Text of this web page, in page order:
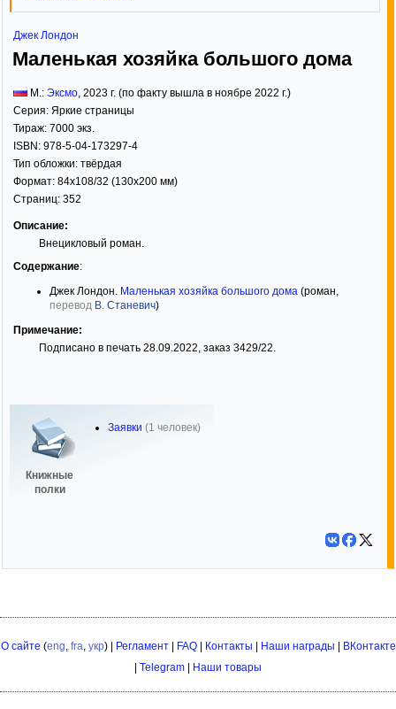
Джек Лондон
Маленькая хозяйка большого дома
М.: Эксмо, 2023 г. (по факту вышла в ноябре 2022 г.)
Серия: Яркие страницы
Тираж: 7000 экз.
ISBN: 978-5-04-173297-4
Тип обложки: твёрдая
Формат: 84x108/32 (130x200 мм)
Страниц: 352
Описание:
Внецикловый роман.
Содержание:
Джек Лондон. Маленькая хозяйка большого дома (роман,
перевод В. Станевич)
Примечание:
Подписано в печать 28.09.2022, заказ 3429/22.
Книжные
полки
Заявки (1 человек)
О сайте (eng, fra, укр) | Регламент| FAQ| Контакты Наши награды
ВКонтакте
Telegram Наши товары